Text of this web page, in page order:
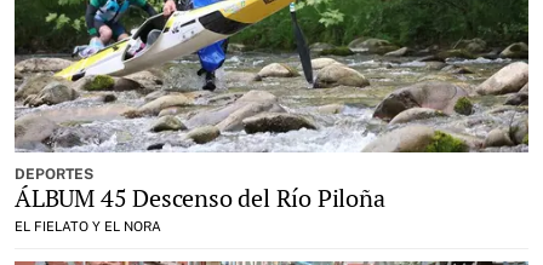
DEPORTES
ÁLBUM 45 Descenso del Río Piloña
EL FIELATO Y EL NORA